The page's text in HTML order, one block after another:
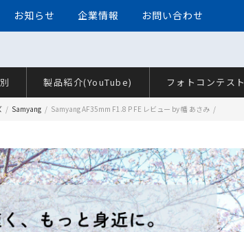
お知らせ 企業情報 お問い合わせ
製品紹介(YouTube) フォトコンテスト
Samyang Samyang AF35mm F1.8 P FE レビュー by 幡 あさみ
P FE レビュー by 幡 あさみ